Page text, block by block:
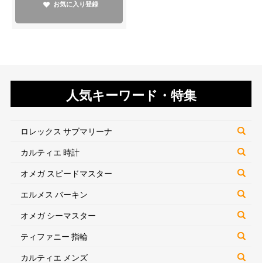
人気キーワード・特集
ロレックス サブマリーナ
カルティエ 時計
オメガ スピードマスター
エルメス バーキン
オメガ シーマスター
ティファニー 指輪
カルティエ メンズ
お気に入り登録